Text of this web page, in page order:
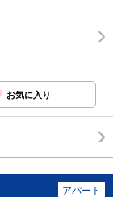
お気に入り
アパート